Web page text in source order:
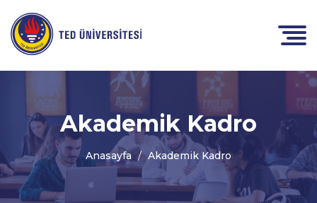
Akademik Kadro
Anasayfa Akademik Kadro